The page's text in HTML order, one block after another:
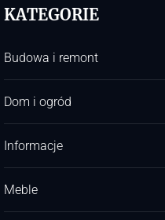
KATEGORIE
Budowa i remont
Dom i ogród
Informacje
Meble